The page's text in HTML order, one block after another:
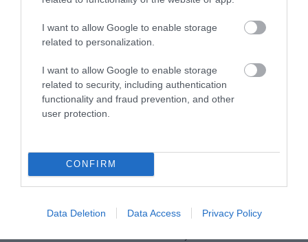
I want to allow Google to enable storage
related to personalization.
I want to allow Google to enable storage
related to security, including authentication
functionality and fraud prevention, and other
user protection.
CONFIRM
Data Deletion Data Access Privacy Policy
SOKKAL DRÁMAIBB, MINT A
SZÍNES HALAKBÓL ÁLL: MOST